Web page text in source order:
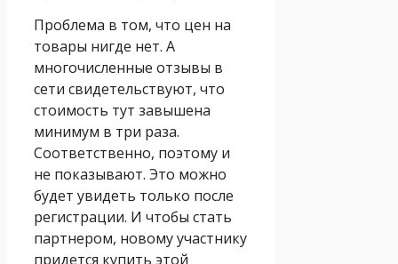
Проблема в том, что цен на
товары нигде нет. А
многочисленные отзывы в
сети свидетельствуют, что
стоимость тут завышена
минимум в три раза.
Соответственно, поэтому и
не показывают. Это можно
будет увидеть только после
регистрации. И чтобы стать
партнером, новому участнику
придется купить этой